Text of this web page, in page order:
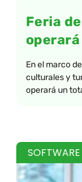
Feria
En el marco
culturales y
operará un
SOFTWARE